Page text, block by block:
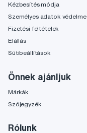
Kézbesítés módja
Személyes adatok védelme
Fizetési feltételek
Elállás
Sütibeállítások
Önnek ajánljuk
Márkák
Szójegyzék
Rólunk